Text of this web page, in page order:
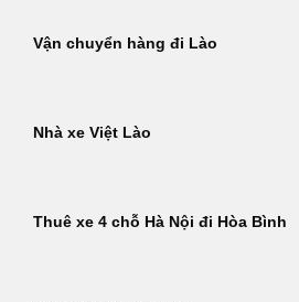
Vận chuyển hàng đi Lào
Nhà xe Việt Lào
Thuê xe 4 chỗ Hà Nội đi Hòa Bình